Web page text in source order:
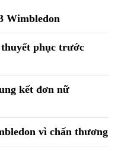
Wimbledon
phục trước
kết đơn nữ
vì chấn thương